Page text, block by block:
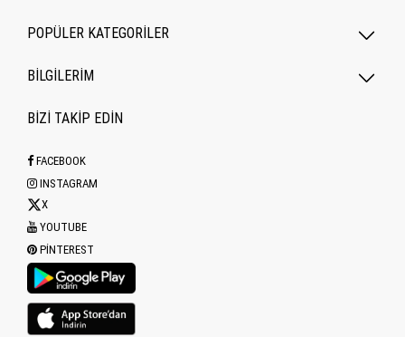
POPÜLER KATEGORILER
BİLGİLERİM
BİZİ TAKİP EDİN
FACEBOOK
INSTAGRAM
X
YOUTUBE
PINTEREST